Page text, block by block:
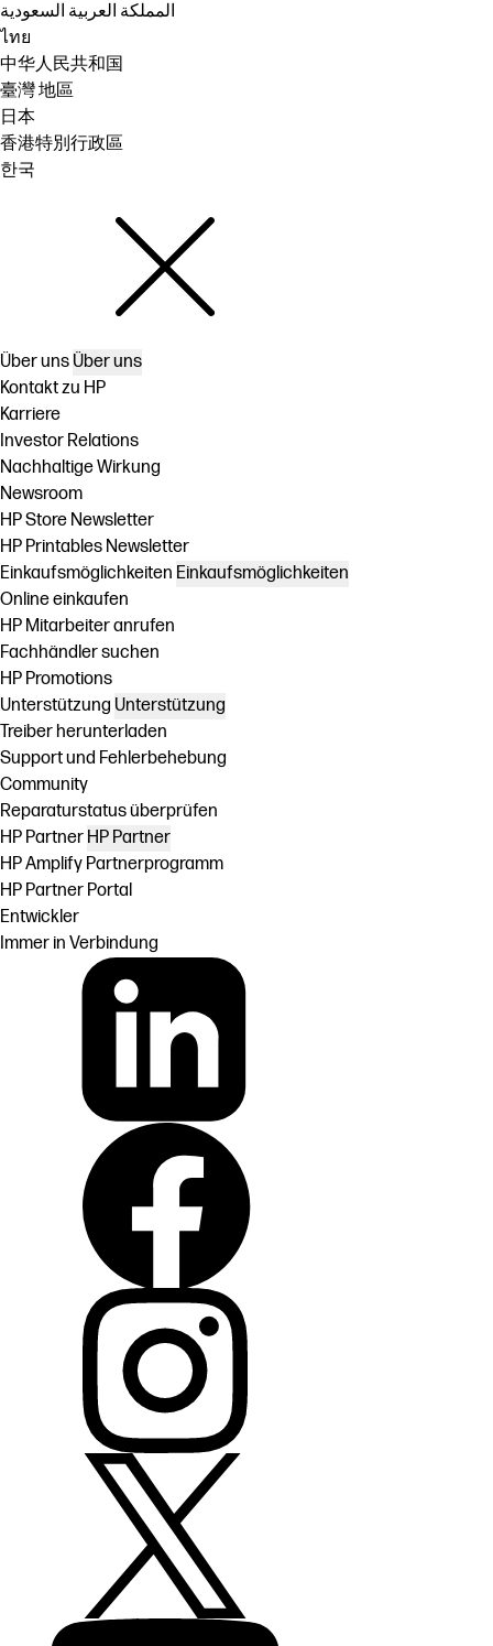
المملكة العربية السعودية
ไทย
中华人民共和国
臺灣 地區
日本
香港特別行政區
한국
Über uns Über uns
Kontakt zu HP
Karriere
Investor Relations
Nachhaltige Wirkung
Newsroom
HP Store Newsletter
HP Printables Newsletter
Einkaufsmöglichkeiten Einkaufsmöglichkeiten
Online einkaufen
HP Mitarbeiter anrufen
Fachhändler suchen
HP Promotions
Unterstützung Unterstützung
Treiber herunterladen
Support und Fehlerbehebung
Community
Reparaturstatus überprüfen
HP Partner HP Partner
HP Amplify Partnerprogramm
HP Partner Portal
Entwickler
Immer in Verbindung